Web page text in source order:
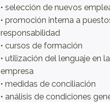
• selección de nuevos
• promoción interna a
responsabilidad
• cursos de formación
• utilización del lenguaje en
empresa
• medidas de conciliación
• análisis de condiciones